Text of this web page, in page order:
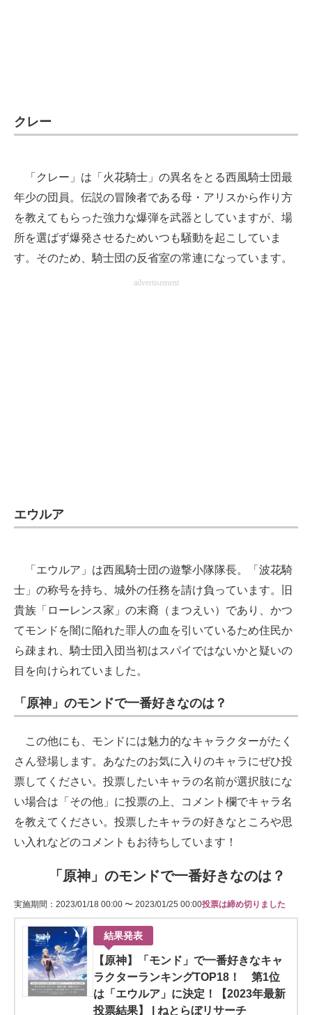
クレー
「クレー」は「火花騎士」の異名をとる西風騎士団最
年少の団員。伝説の冒険者である母・アリスから作り方
を教えてもらった強力な爆弾を武器としていますが、場
所を選ばず爆発させるためいつも騒動を起こしていま
す。そのため、騎士団の反省室の常連になっています。
advertisement
エウルア
「エウルア」は西風騎士団の遊撃小隊隊長。「波花騎
士」の称号を持ち、城外の任務を請け負っています。旧
貴族「ローレンス家」の末裔（まつえい）であり、かつ
てモンドを闇に陥れた罪人の血を引いているため住民か
ら疎まれ、騎士団入団当初はスパイではないかと疑いの
目を向けられていました。
「原神」のモンドで一番好きなのは？
この他にも、モンドには魅力的なキャラクターがたく
さん登場します。あなたのお気に入りのキャラにぜひ投
票してください。投票したいキャラの名前が選択肢にな
い場合は「その他」に投票の上、コメント欄でキャラ名
を教えてください。投票したキャラの好きなところや思
い入れなどのコメントもお待ちしています！
「原神」のモンドで一番好きなのは？
実施期間：2023/01/18 00:00 〜 2023/01/25 00:00投票は締め切りました
結果発表
【原神】「モンド」で一番好きなキャ
ラクターランキングTOP18！ 第1位
は「エウルア」に決定！【2023年最新
投票結果】 | ねとらぼリサーチ